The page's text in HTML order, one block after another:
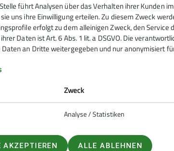
führt Analysen über das Verhalten ihrer Kunden
uns ihre Einwilligung erteilen. Zu diesem Zweck
erfolgt zu dem alleinigen Zweck, den
Daten ist Art. 6 Abs. 1 lit. a DSGVO. Die
Daten an Dritte weitergegeben und nur anonymisiert
Zweck
Analyse / Statistiken
AKZEPTIEREN ALLE ABLEHNEN